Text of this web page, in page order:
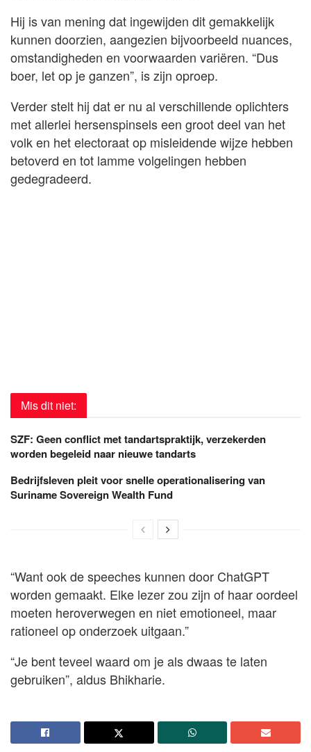
Hij is van mening dat ingewijden dit gemakkelijk
kunnen doorzien, aangezien bijvoorbeeld nuances,
omstandigheden en voorwaarden variëren. “Dus
boer, let op je ganzen”, is zijn oproep.
Verder stelt hij dat er nu al verschillende oplichters
met allerlei hersenspinsels een groot deel van het
volk en het electoraat op misleidende wijze hebben
betoverd en tot lamme volgelingen hebben
gedegradeerd.
Mis dit niet:
SZF: Geen conflict met tandartspraktijk, verzekerden
worden begeleid naar nieuwe tandarts
Bedrijfsleven pleit voor snelle operationalisering van
Suriname Sovereign Wealth Fund
“Want ook de speeches kunnen door ChatGPT
worden gemaakt. Elke lezer zou zijn of haar oordeel
moeten heroverwegen en niet emotioneel, maar
rationeel op onderzoek uitgaan.”
“Je bent teveel waard om je als dwaas te laten
gebruiken”, aldus Bhikharie.